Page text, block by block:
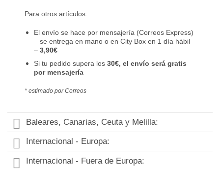
Para otros artículos:
El envío se hace por mensajería (Correos Express)
– se entrega en mano o en City Box en 1 día hábil
– 3,90€
Si tu pedido supera los 30€, el envío será gratis
por mensajería
* estimado por Correos
Baleares, Canarias, Ceuta y Melilla:
Internacional - Europa:
Internacional - Fuera de Europa: